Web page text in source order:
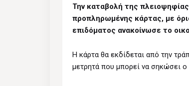
Την καταβολή της
προπληρωμένης κάρτας, με
επιδόματος ανακοίνωσε το
Η κάρτα θα εκδίδεται από την
μετρητά που μπορεί να σηκώσει ο